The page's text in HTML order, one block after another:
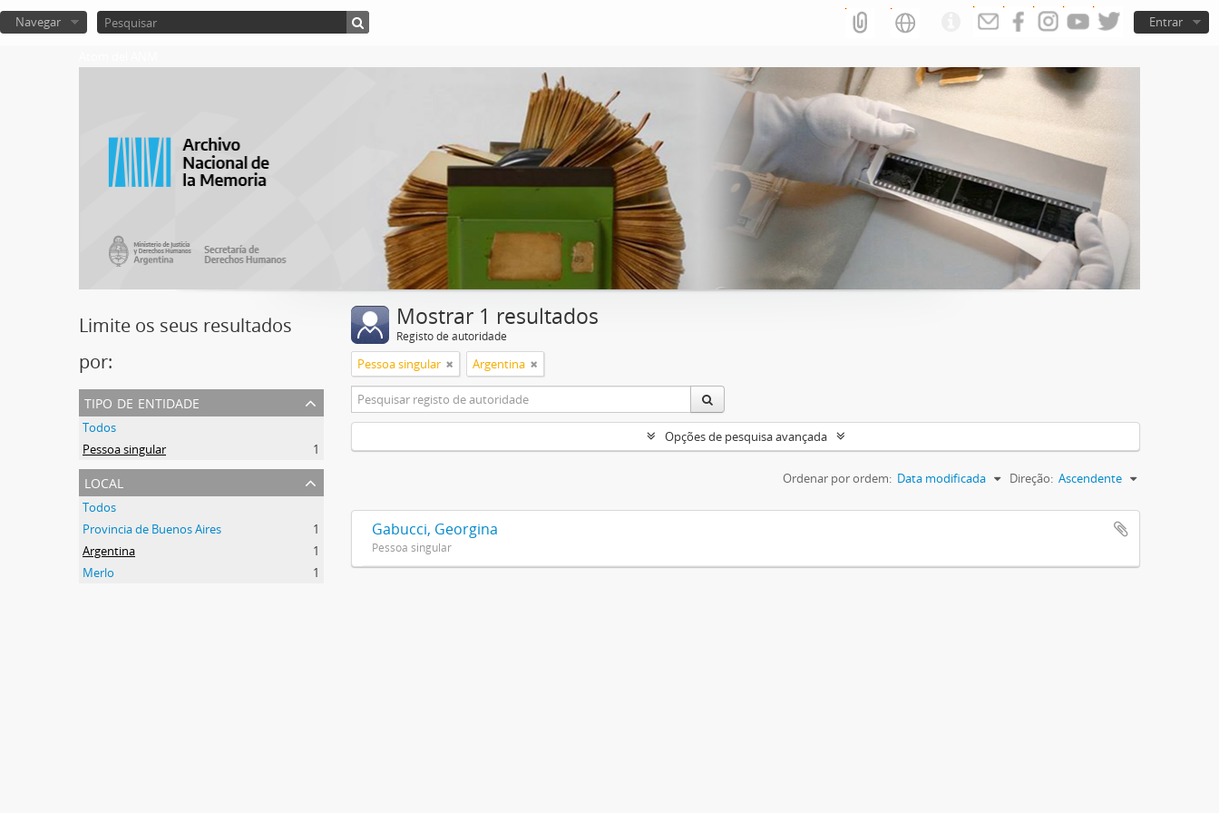
Entrar
Navegar
Limite os seus resultados
por:
tipo de entidade
Todos
Pessoa singular
1
local
Todos
Provincia de Buenos Aires
1
Argentina
1
Merlo
1
Mostrar 1 resultados
Registo de autoridade
Pessoa singular Argentina
Opções de pesquisa avançada
Ordenar por ordem: Data modificada Direção: Ascendente
Gabucci, Georgina
Pessoa singular